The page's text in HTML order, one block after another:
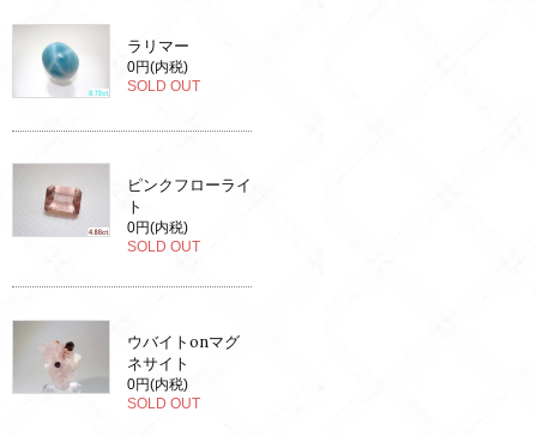
ラリマー
0円(内税)
SOLD OUT
ピンクフローライ
ト
0円(内税)
SOLD OUT
ウバイトonマグ
ネサイト
0円(内税)
SOLD OUT